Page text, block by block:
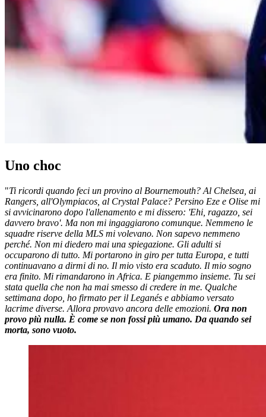
Uno choc
"Ti ricordi quando feci un provino al Bournemouth? Al Chelsea, ai
Rangers, all'Olympiacos, al Crystal Palace? Persino Eze e Olise mi
si avvicinarono dopo l'allenamento e mi dissero: 'Ehi, ragazzo, sei
davvero bravo'. Ma non mi ingaggiarono comunque. Nemmeno le
squadre riserve della MLS mi volevano. Non sapevo nemmeno
perché. Non mi diedero mai una spiegazione. Gli adulti si
occuparono di tutto. Mi portarono in giro per tutta Europa, e tutti
continuavano a dirmi di no. Il mio visto era scaduto. Il mio sogno
era finito. Mi rimandarono in Africa. E piangemmo insieme. Tu sei
stata quella che non ha mai smesso di credere in me. Qualche
settimana dopo, ho firmato per il Leganés e abbiamo versato
lacrime diverse. Allora provavo ancora delle emozioni. Ora non
provo più nulla. È come se non fossi più umano. Da quando sei
morta, sono vuoto.